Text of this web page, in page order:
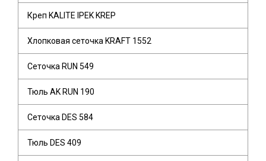
Креп KALITE IPEK KREP
Хлопковая сеточка KRAFT 1552
Сеточка RUN 549
Тюль AK RUN 190
Сеточка DES 584
Тюль DES 409